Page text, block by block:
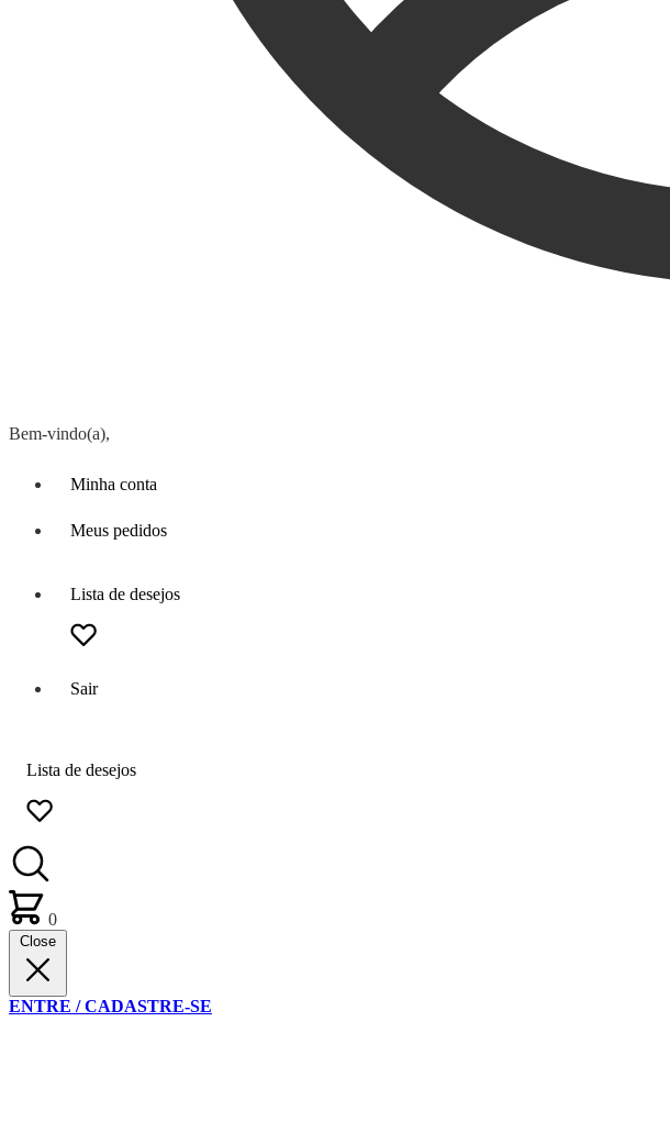
Bem-vindo(a),
Minha conta
Meus pedidos
Lista de desejos
Sair
Lista de desejos
0
Close
ENTRE / CADASTRE-SE